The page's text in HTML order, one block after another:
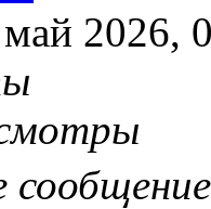
2026,